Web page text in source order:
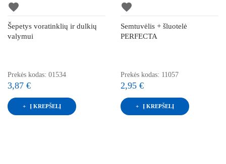
favorite
Šepetys voratinklių ir dulkių
valymui
Prekės kodas: 01534
3,87 €
Į KREPŠELĮ
favorite
Semtuvėlis + šluotelė
PERFECTA
Prekės kodas: 11057
2,95 €
Į KREPŠELĮ